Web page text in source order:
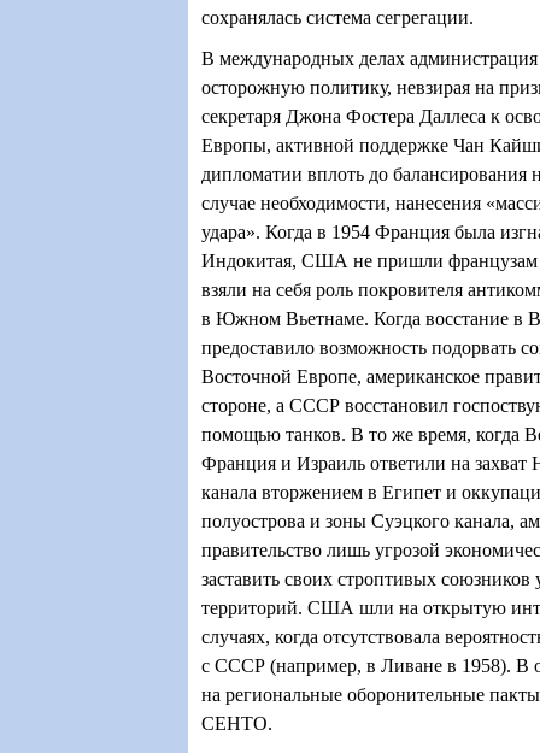
сохранялась система сегрегации.
В международных делах
осторожную политику, невзирая на
секретаря Джона Фостера Даллеса к
Европы, активной поддержке Чан
дипломатии вплоть до балансирования
случае необходимости, нанесения
удара». Когда в 1954 Франция была
Индокитая, США не пришли французам
взяли на себя роль покровителя
в Южном Вьетнаме. Когда восстание в
предоставило возможность подорвать
Восточной Европе, американское
стороне, а СССР восстановил
помощью танков. В то же время, когда
Франция и Израиль ответили на захват
канала вторжением в Египет и
полуострова и зоны Суэцкого канала,
правительство лишь угрозой
заставить своих строптивых союзников
территорий. США шли на открытую
случаях, когда отсутствовала
с СССР (например, в Ливане в 1958). В
на региональные оборонительные
СЕНТО.